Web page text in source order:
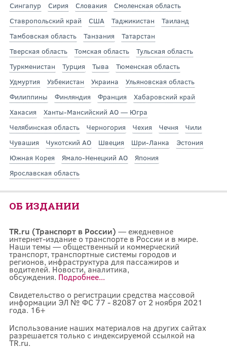
Сингапур
Сирия Словакия
Смоленская область
Ставропольский край
США Таджикистан
Таиланд
Тамбовская область
Танзания
Татарстан
Тверская область
Томская область
Тульская область
Туркменистан
Турция Тыва
Тюменская область
Удмуртия
Узбекистан Украина
Ульяновская область
Филиппины
Финляндия Франция
Хабаровский край
Хакасия
Ханты-Мансийский АО — Югра
Челябинская область
Черногория Чехия Чечня
Чили
Чувашия
Чукотский АО Швеция Шри-Ланка
Эстония
Южная Корея
Ямало-Ненецкий АО
Япония
Ярославская область
ОБ ИЗДАНИИ
TR.ru (Транспорт в России) — ежедневное
интернет-издание о транспорте в России и в мире.
Наши темы — общественный и коммерческий
транспорт, транспортные системы городов и
регионов, инфраструктура для пассажиров и
водителей. Новости, аналитика,
обсуждения. Подробнее...
Свидетельство о регистрации средства массовой
информации ЭЛ № ФС 77 - 82087 от 2 ноября 2021
года. 16+
Использование наших материалов на других сайтах
разрешается только с индексируемой ссылкой на
TR.ru.